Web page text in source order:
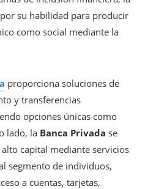
su habilidad para producir
como social mediante la
proporciona soluciones de
y transferencias
opciones únicas como
lado, la Banca Privada se
capital mediante servicios
segmento de individuos,
a cuentas, tarjetas,